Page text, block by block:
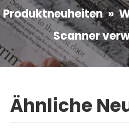
Produktneuheiten »
Scanner
Ähnliche